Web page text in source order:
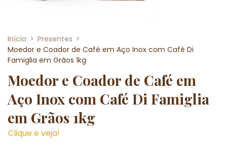
Início > Presentes >
Moedor e Coador de Café em Aço Inox com Café Di
Famiglia em Grãos 1kg
Moedor e Coador de Café em
Aço Inox com Café Di Famiglia
em Grãos 1kg
Clique e veja!